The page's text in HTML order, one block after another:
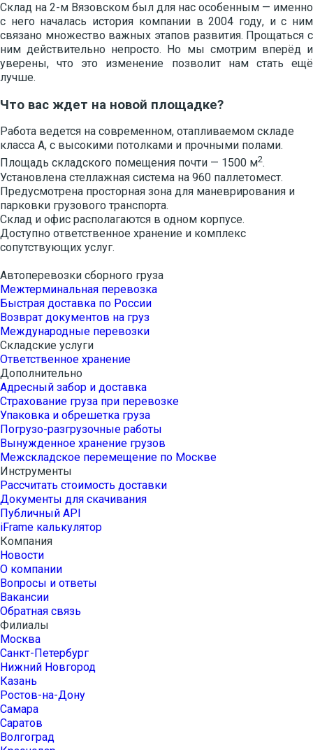
Склад на 2-м Вязовском был для нас особенным — именно
с него началась история компании в 2004 году, и с ним
связано множество важных этапов развития. Прощаться с
ним действительно непросто. Но мы смотрим вперёд и
уверены, что это изменение позволит нам стать ещё
лучше.
Что вас ждет на новой площадке?
Работа ведется на современном, отапливаемом складе
класса А, с высокими потолками и прочными полами.
Площадь складского помещения почти — 1500 м2.
Установлена стеллажная система на 960 паллетомест.
Предусмотрена просторная зона для маневрирования и
парковки грузового транспорта.
Склад и офис располагаются в одном корпусе.
Доступно ответственное хранение и комплекс
сопутствующих услуг.
Автоперевозки сборного груза
Межтерминальная перевозка
Быстрая доставка по России
Возврат документов на груз
Международные перевозки
Складские услуги
Ответственное хранение
Дополнительно
Адресный забор и доставка
Страхование груза при перевозке
Упаковка и обрешетка груза
Погрузо-разгрузочные работы
Вынужденное хранение грузов
Межскладское перемещение по Москве
Инструменты
Рассчитать стоимость доставки
Документы для скачивания
Публичный API
iFrame калькулятор
Компания
Новости
О компании
Вопросы и ответы
Вакансии
Обратная связь
Филиалы
Москва
Санкт-Петербург
Нижний Новгород
Казань
Ростов-на-Дону
Самара
Саратов
Волгоград